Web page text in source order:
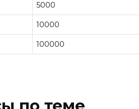
5000
10000
100000